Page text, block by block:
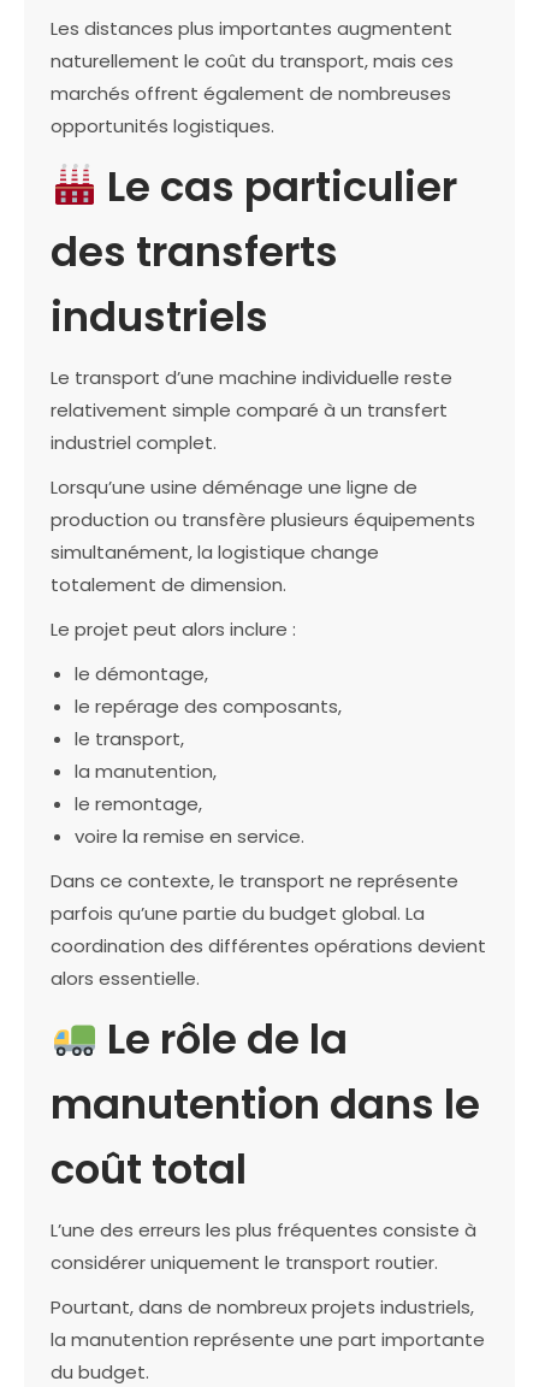
Les distances plus importantes augmentent
naturellement le coût du transport, mais ces
marchés offrent également de nombreuses
opportunités logistiques.
Le cas particulier
des transferts
industriels
Le transport d’une machine individuelle reste
relativement simple comparé à un transfert
industriel complet.
Lorsqu’une usine déménage une ligne de
production ou transfère plusieurs équipements
simultanément, la logistique change
totalement de dimension.
Le projet peut alors inclure :
le démontage,
le repérage des composants,
le transport,
la manutention,
le remontage,
voire la remise en service.
Dans ce contexte, le transport ne représente
parfois qu’une partie du budget global. La
coordination des différentes opérations devient
alors essentielle.
Le rôle de la
manutention dans le
coût total
L’une des erreurs les plus fréquentes consiste à
considérer uniquement le transport routier.
Pourtant, dans de nombreux projets industriels,
la manutention représente une part importante
du budget.